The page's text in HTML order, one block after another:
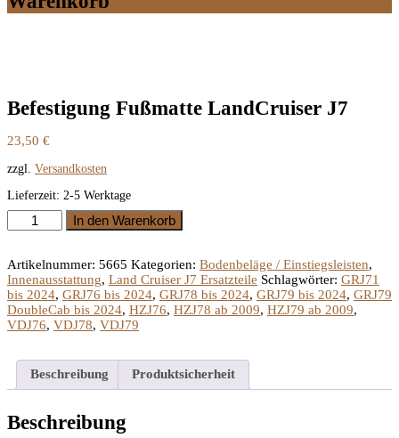
Befestigung Fußmatte LandCruiser J7
23,50 €
zzgl. Versandkosten
Lieferzeit: 2-5 Werktage
Befestigung
Fußmatte
J7
Menge
In den Warenkorb
Artikelnummer: 5665 Kategorien: Bodenbeläge / Einstiegsleisten,
Innenausstattung, Land Cruiser J7 Ersatzteile Schlagwörter: GRJ71
bis 2024, GRJ76 bis 2024, GRJ78 bis 2024, GRJ79 bis 2024, GRJ79
DoubleCab bis 2024, HZJ76, HZJ78 ab 2009, HZJ79 ab 2009,
VDJ76, VDJ78, VDJ79
Beschreibung Produktsicherheit
Beschreibung